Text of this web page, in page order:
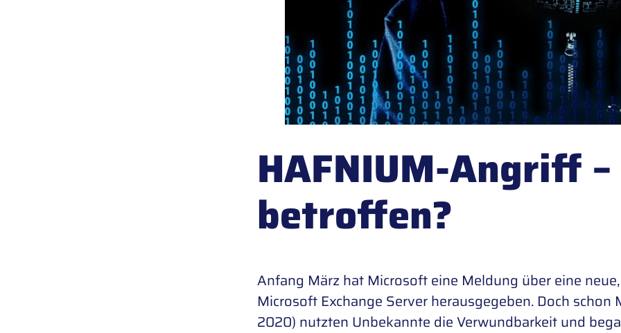
HAFNIUM-Angriff
betroffen?
Anfang März hat Microsoft eine Meldung über eine
Microsoft Exchange Server herausgegeben. Doch
2020) nutzten Unbekannte die Verwundbarkeit und